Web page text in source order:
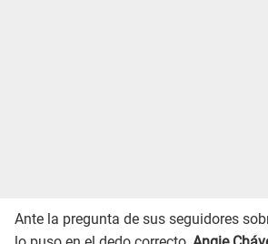
Ante la pregunta de sus seguidores